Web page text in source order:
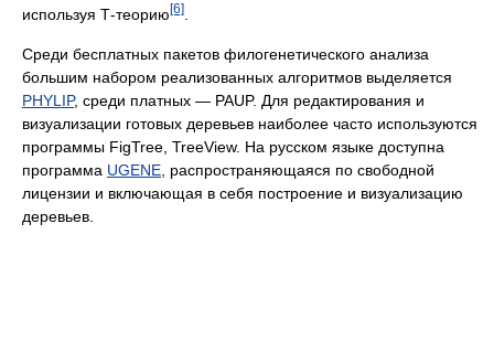
используя Т-теорию [6]
Среди бесплатных пакетов филогенетического анализа
большим набором реализованных алгоритмов выделяется
PHYLIP, среди платных — PAUP. Для редактирования и
визуализации готовых деревьев наиболее часто используются
программы FigTree, TreeView. На русском языке доступна
программа UGENE , распространяющаяся по свободной
лицензии и включающая в себя построение и визуализацию
деревьев.